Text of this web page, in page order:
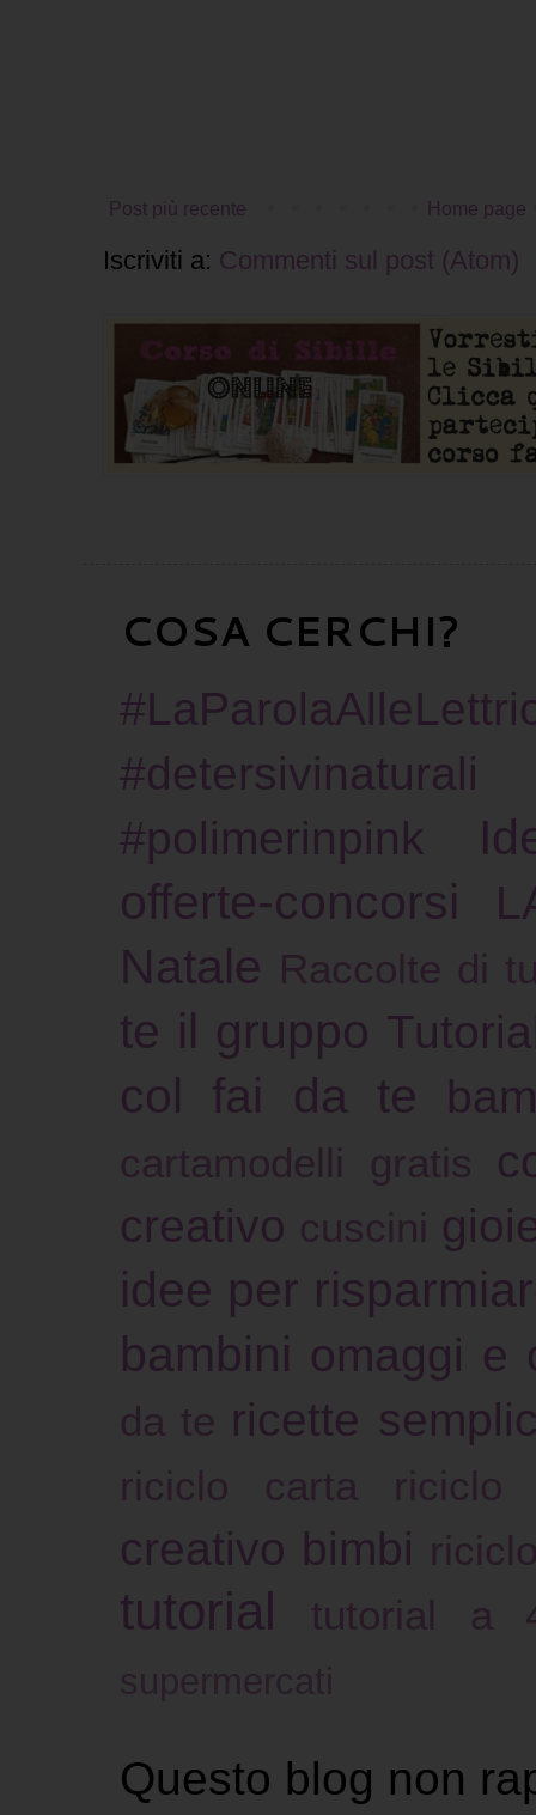
Post più recente Home page
Iscriviti a: Commenti sul post (Atom)
COSA CERCHI?
#detersivinaturali
#polimerinpink
offerte-concorsi
Natale Raccolte di
te il gruppo
col fai da te
cartamodelli gratis
creativo cuscini
idee per
bambini omaggi e
da te ricette
riciclo carta riciclo
creativo bimbi
tutorial tutorial a
Questo blog non